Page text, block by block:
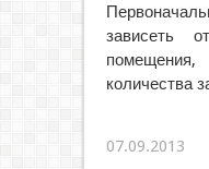
зависеть
количества
07.09.2013